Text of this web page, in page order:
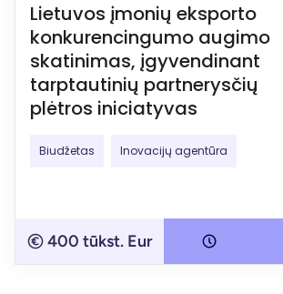
Lietuvos įmonių eksporto
konkurencingumo augimo
skatinimas, įgyvendinant
tarptautinių partnerysčių
plėtros iniciatyvas
Biudžetas Inovacijų agentūra
400 tūkst. Eur